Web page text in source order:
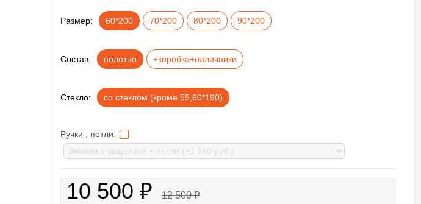
Размер: 60*200 70*200 80*200 90*200
Состав: полотно +коробка+наличники
Стекло: со стеклом (кроме 55,60*190)
Ручки , петли:
10 500₽ 12 500₽